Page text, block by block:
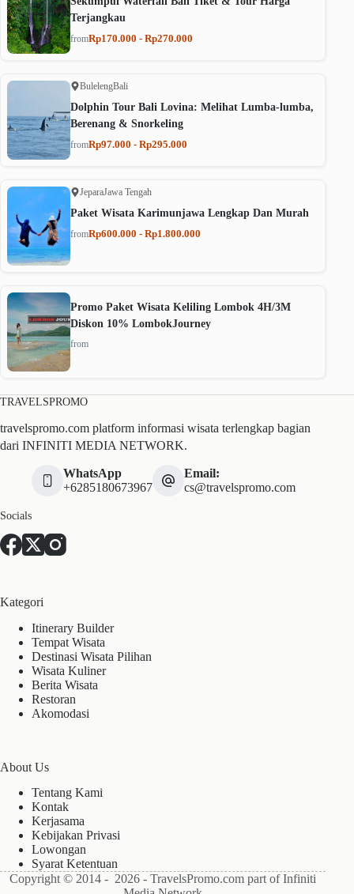
Terjangkau
fromRp170.000 - Rp270.000
BulelengBali
Dolphin Tour Bali Lovina: Melihat Lumba-lumba,
Berenang & Snorkeling
fromRp97.000 - Rp295.000
JeparaJawa Tengah
Paket Wisata Karimunjawa Lengkap Dan Murah
fromRp600.000 - Rp1.800.000
Promo Paket Wisata Keliling Lombok 4H/3M
Diskon 10% LombokJourney
from
TRAVELSPROMO
travelspromo.com platform informasi wisata terlengkap bagian
dari INFINITI MEDIA NETWORK.
WhatsApp
+6285180673967
Email:
cs@travelspromo.com
Socials
Kategori
Itinerary Builder
Tempat Wisata
Destinasi Wisata Pilihan
Wisata Kuliner
Berita Wisata
Restoran
Akomodasi
About Us
Tentang Kami
Kontak
Kerjasama
Kebijakan Privasi
Lowongan
Syarat Ketentuan
Copyright © 2014 - 2026 - TravelsPromo.com part of Infiniti